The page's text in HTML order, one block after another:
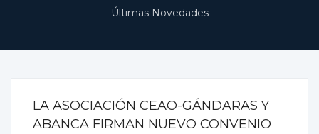
Últimas Novedades
LA ASOCIACIÓN CEAO-GÁNDARAS Y
ABANCA FIRMAN NUEVO CONVENIO